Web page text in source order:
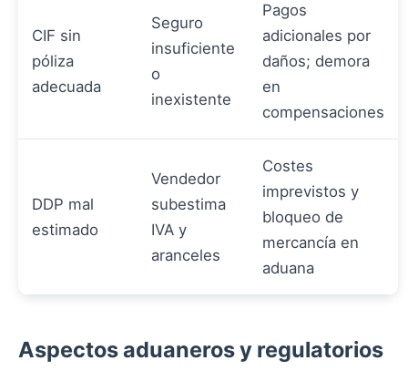
CIF sin
póliza
adecuada
Seguro
insuficiente
o
inexistente
Pagos
adicionales por
daños; demora
en
compensaciones
DDP mal
estimado
Vendedor
subestima
IVA y
aranceles
Costes
imprevistos y
bloqueo de
mercancía en
aduana
Aspectos aduaneros y regulatorios